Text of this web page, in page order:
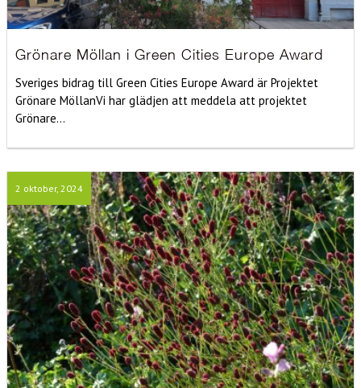
Grönare Möllan i Green Cities Europe Award
Sveriges bidrag till Green Cities Europe Award är Projektet
Grönare MöllanVi har glädjen att meddela att projektet
Grönare...
2 oktober, 2024